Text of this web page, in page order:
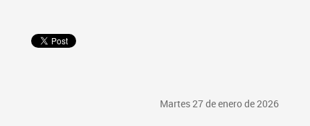
Martes 27 de enero de 2026